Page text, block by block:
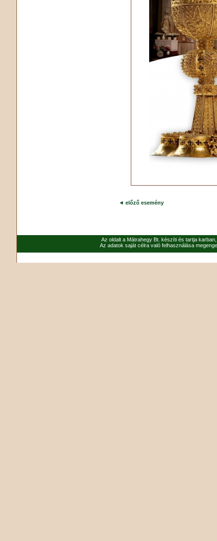
◄ előző esemény
Az oldalt a Mátrahegy Bt. készíti és tartja
Az adatok saját célra való felhasználása